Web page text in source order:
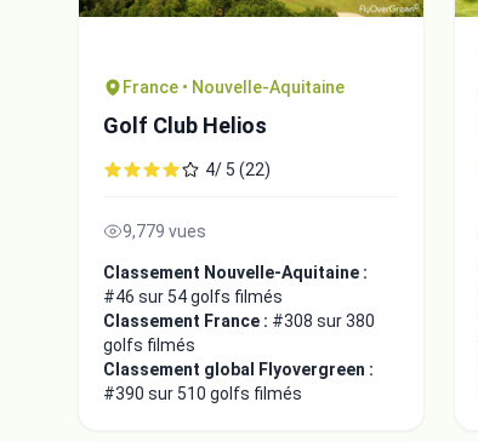
France • Nouvelle-Aquitaine
Golf Club Helios
4/ 5 (22)
9,779 vues
Classement Nouvelle-Aquitaine :
#46 sur 54 golfs filmés
Classement France : #308 sur 380
golfs filmés
Classement global Flyovergreen :
#390 sur 510 golfs filmés